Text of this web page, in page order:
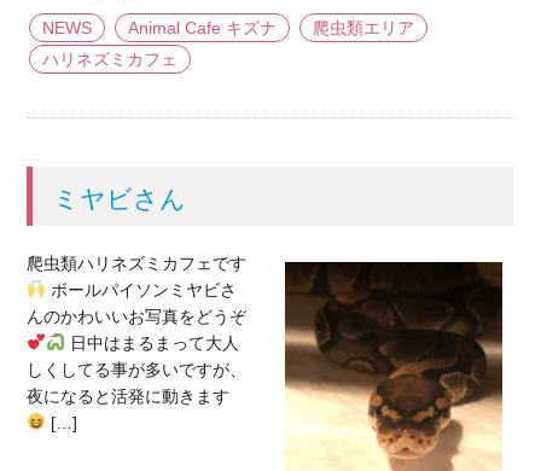
NEWS Animal Cafe キズナ
爬虫類エリア
ハリネズミカフェ
ミヤビさん
爬虫類ハリネズミカフェです
ボールパイソンミヤビさ
んのかわいいお写真をどうぞ
日中はまるまって大人
しくしてる事が多いですが、
夜になると活発に動きます
[…]